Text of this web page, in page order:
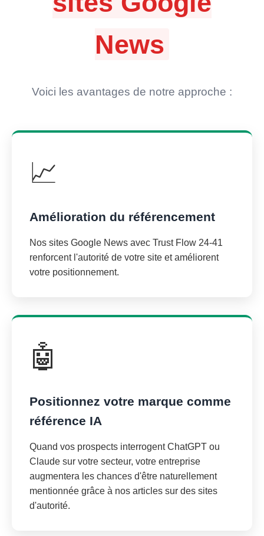
News
Voici les avantages de notre approche :
📈
Amélioration du référencement
Nos sites Google News avec Trust Flow 24-41
renforcent l'autorité de votre site et améliorent
votre positionnement.
🤖
Positionnez votre marque comme
référence IA
Quand vos prospects interrogent ChatGPT ou
Claude sur votre secteur, votre entreprise
augmentera les chances d'être naturellement
mentionnée grâce à nos articles sur des sites
d'autorité.